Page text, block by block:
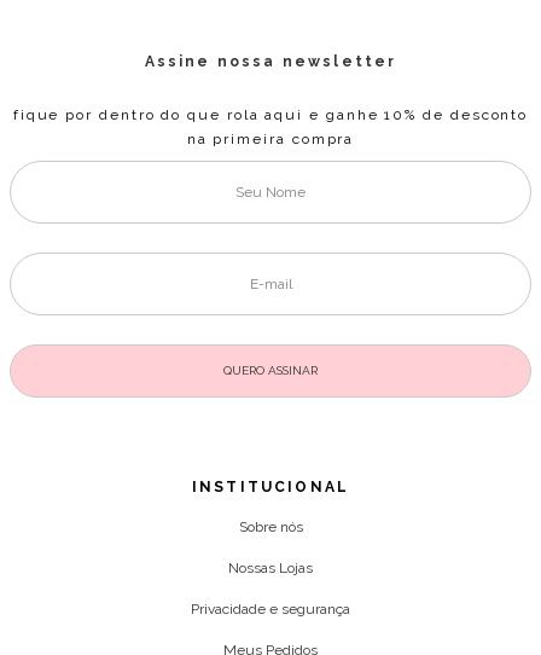
Assine nossa newsletter
fique por dentro do que rola aqui e ganhe 10% de desconto
na primeira compra
INSTITUCIONAL
Sobre nós
Nossas Lojas
Privacidade e segurança
Meus Pedidos